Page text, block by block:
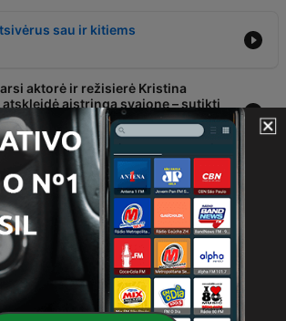
sau ir kitiems
aktorė ir režisierė Kristina
atskleidė aistringą svajonę – sutikti
galėtų ją pašokdinti.
tyrinėtoja, žurnalistė Goda
kartą viešai prabils patyrusi garsaus
priekabiavimą: jis man sak
policijos generalinis
Požėla prisimena tarnybos
beisbolo lazda į smilkinį, kaukolė